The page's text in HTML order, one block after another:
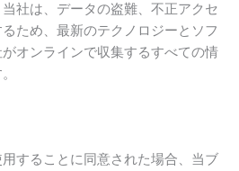
社は、データの盗難、不正アクセ
ため、最新のテクノロジーとソフ
オンラインで収集するすべての情
することに同意された場合、当ブ